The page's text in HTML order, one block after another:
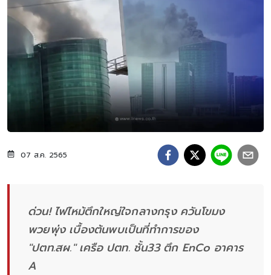
07 ส.ค. 2565
ด่วน! ไฟไหม้ตึกใหญ่ใจกลางกรุง ควันโขมง
พวยพุ่ง เบื้องต้นพบเป็นที่ทำการของ
"ปตท.สผ." เครือ ปตท. ชั้น33 ตึก EnCo อาคาร
A